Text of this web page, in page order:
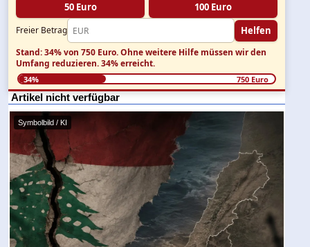
50 Euro 100 Euro
Freier Betrag Helfen
Stand: 34% von 750 Euro.Ohne weitere Hilfe müssen wir den
Umfang reduzieren.34% erreicht.
34% 750 Euro
Artikel nicht verfügbar
Symbolbild / KI